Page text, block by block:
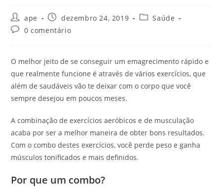
Autor
do
post:
ape
Post
publicado:
dezembro 24, 2019
Categoria
Saúde
Comentários
0 comentário
O melhor jeito de se conseguir um emagrecimento rápido e
que realmente funcione é através de vários exercícios, que
além de saudáveis vão te deixar com o corpo que você
sempre desejou em poucos meses.
A combinação de exercícios aeróbicos e de musculação
acaba por ser a melhor maneira de obter bons resultados.
Com o combo destes exercícios, você perde peso e ganha
músculos tonificados e mais definidos.
Por que um combo?